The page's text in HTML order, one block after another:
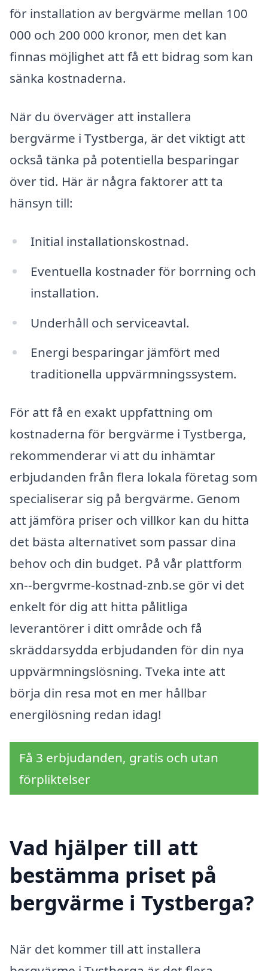
för installation av bergvärme mellan 100
000 och 200 000 kronor, men det kan
finnas möjlighet att få ett bidrag som kan
sänka kostnaderna.
När du överväger att installera
bergvärme i Tystberga, är det viktigt att
också tänka på potentiella besparingar
över tid. Här är några faktorer att ta
hänsyn till:
Initial installationskostnad.
Eventuella kostnader för borrning och
installation.
Underhåll och serviceavtal.
Energi besparingar jämfört med
traditionella uppvärmningssystem.
För att få en exakt uppfattning om
kostnaderna för bergvärme i Tystberga,
rekommenderar vi att du inhämtar
erbjudanden från flera lokala företag som
specialiserar sig på bergvärme. Genom
att jämföra priser och villkor kan du hitta
det bästa alternativet som passar dina
behov och din budget. På vår plattform
xn--bergvrme-kostnad-znb.se gör vi det
enkelt för dig att hitta pålitliga
leverantörer i ditt område och få
skräddarsydda erbjudanden för din nya
uppvärmningslösning. Tveka inte att
börja din resa mot en mer hållbar
energilösning redan idag!
Få 3 erbjudanden, gratis och utan
förpliktelser
Vad hjälper till att
bestämma priset på
bergvärme i Tystberga?
När det kommer till att installera